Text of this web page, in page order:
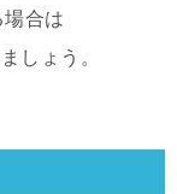
場合は
しょう。